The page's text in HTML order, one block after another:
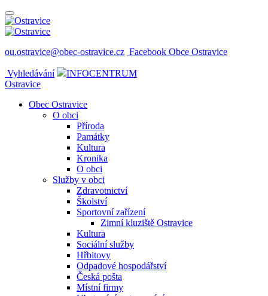
ou.ostravice@obec-ostravice.cz Facebook Obce Ostravice
Vyhledávání
INFOCENTRUM
Ostravice
Obec Ostravice
O obci
Příroda
Památky
Kultura
Kronika
O obci
Služby v obci
Zdravotnictví
Školství
Sportovní zařízení
Zimní kluziště Ostravice
Kultura
Sociální služby
Hřbitovy
Odpadové hospodářství
Česká pošta
Místní firmy